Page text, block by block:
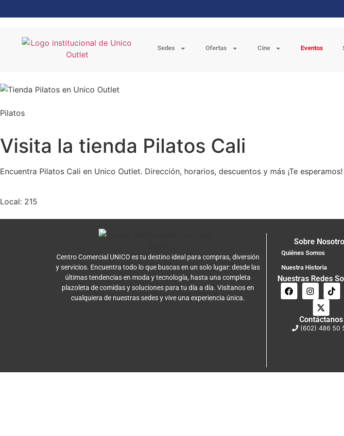
Sedes Ofertas Cine Eventos
Pilatos
Visita la tienda Pilatos Cali
Encuentra Pilatos Cali en Unico Outlet. Dirección, horarios, descuentos y más ¡Te esperamos!
Local: 215
Centro Comercial UNICO es tu destino ideal para compras, diversión
y servicios. Encuentra todo lo que buscas en un solo lugar: desde las
últimas tendencias en moda y tecnología, hasta una completa
plazoleta de comidas y soluciones para tu día a día. Visítanos en
cualquiera de nuestras sedes y vive una experiencia única.
Sobre
Quiénes Somos
Nuestra Historia
Nuestras Redes
Contáctanos
(602) 486 50